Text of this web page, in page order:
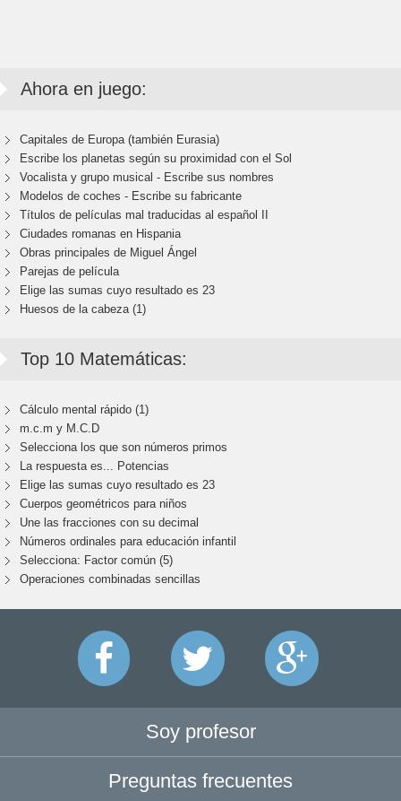
Ahora en juego:
Capitales de Europa (también Eurasia)
Escribe los planetas según su proximidad con el Sol
Vocalista y grupo musical - Escribe sus nombres
Modelos de coches - Escribe su fabricante
Títulos de películas mal traducidas al español II
Ciudades romanas en Hispania
Obras principales de Miguel Ángel
Parejas de película
Elige las sumas cuyo resultado es 23
Huesos de la cabeza (1)
Top 10 Matemáticas:
Cálculo mental rápido (1)
m.c.m y M.C.D
Selecciona los que son números primos
La respuesta es... Potencias
Elige las sumas cuyo resultado es 23
Cuerpos geométricos para niños
Une las fracciones con su decimal
Números ordinales para educación infantil
Selecciona: Factor común (5)
Operaciones combinadas sencillas
Soy profesor
Preguntas frecuentes